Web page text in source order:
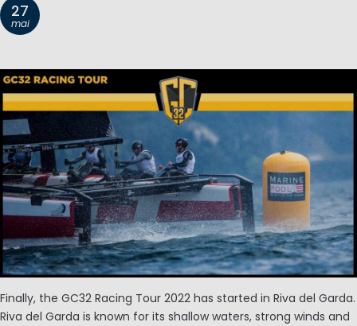
27
mai
Finally, the GC32 Racing Tour 2022 has started in Riva del Garda.
Riva del Garda is known for its shallow waters, strong winds and